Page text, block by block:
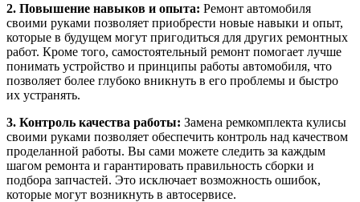
2. Повышение навыков и опыта: Ремонт автомобиля
своими руками позволяет приобрести новые навыки и опыт,
которые в будущем могут пригодиться для других ремонтных
работ. Кроме того, самостоятельный ремонт помогает лучше
понимать устройство и принципы работы автомобиля, что
позволяет более глубоко вникнуть в его проблемы и быстро
их устранять.
3. Контроль качества работы: Замена ремкомплекта кулисы
своими руками позволяет обеспечить контроль над качеством
проделанной работы. Вы сами можете следить за каждым
шагом ремонта и гарантировать правильность сборки и
подбора запчастей. Это исключает возможность ошибок,
которые могут возникнуть в автосервисе.